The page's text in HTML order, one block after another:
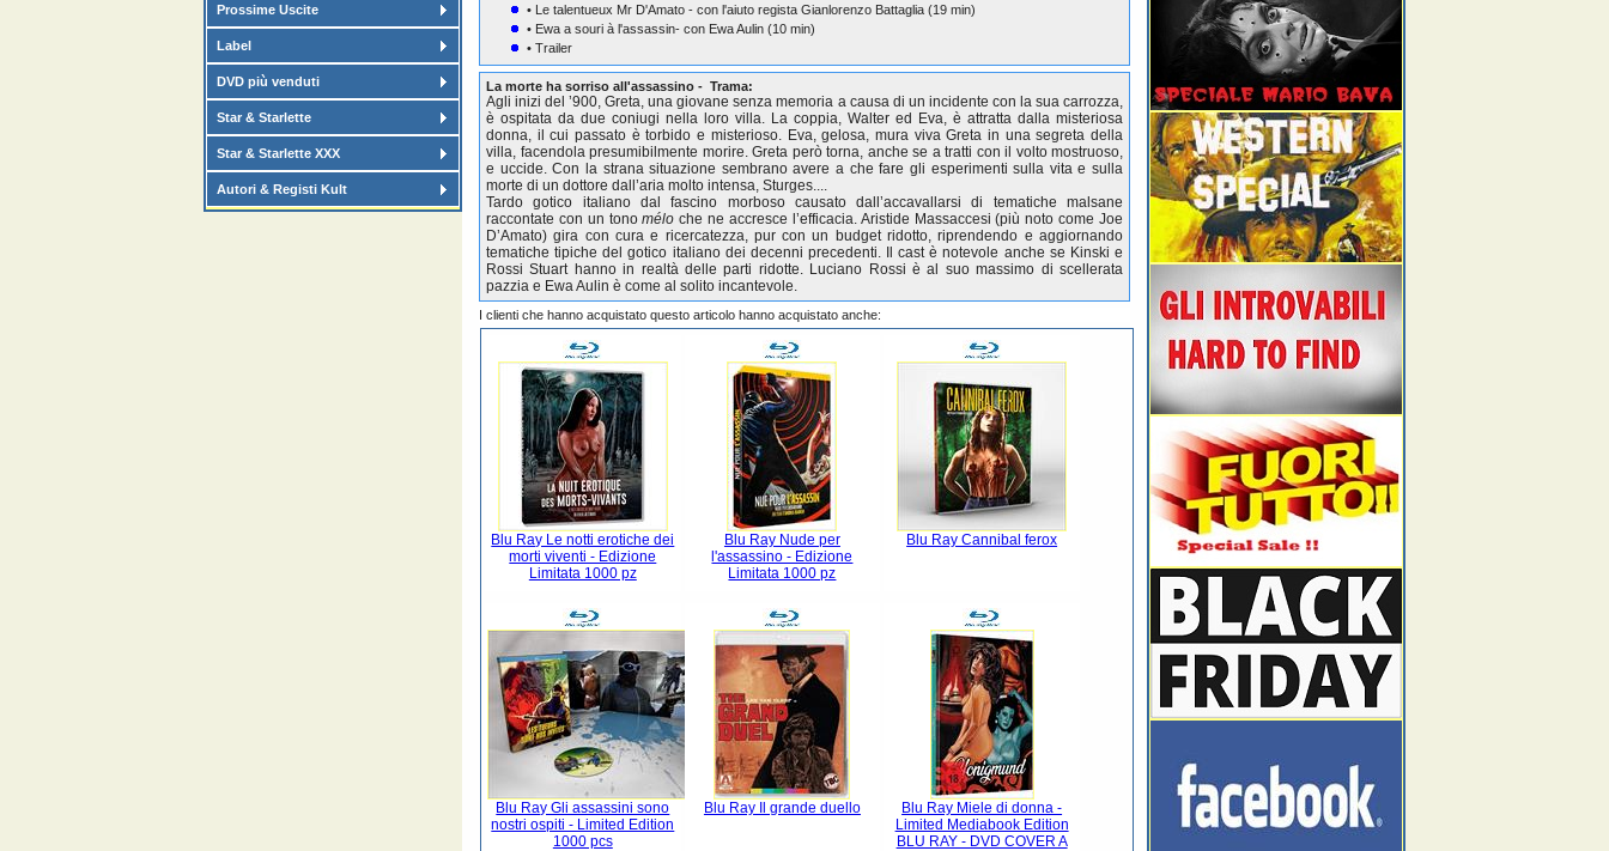
Prossime Uscite
Label
DVD più venduti
Star & Starlette
Star & Starlette XXX
Autori & Registi Kult
• Le talentueux Mr D'Amato - con l'aiuto regista Gianlorenzo Battaglia (19 min)
• Ewa a souri à l'assassin- con Ewa Aulin (10 min)
• Trailer
La morte ha sorriso all'assassino - Trama:
Agli inizi del ’900, Greta, una giovane senza memoria a causa di un incidente con la sua carrozza,
è ospitata da due coniugi nella loro villa. La coppia, Walter ed Eva, è attratta dalla misteriosa
donna, il cui passato è torbido e misterioso. Eva, gelosa, mura viva Greta in una segreta della
villa, facendola presumibilmente morire. Greta però torna, anche se a tratti con il volto mostruoso,
e uccide. Con la strana situazione sembrano avere a che fare gli esperimenti sulla vita e sulla
morte di un dottore dall’aria molto intensa, Sturges....
Tardo gotico italiano dal fascino morboso causato dall’accavallarsi di tematiche malsane
raccontate con un tonoméloche ne accresce l’efficacia. Aristide Massaccesi (più noto come Joe
D’Amato) gira con cura e ricercatezza, pur con un budget ridotto, riprendendo e aggiornando
tematiche tipiche del gotico italiano dei decenni precedenti. Il cast è notevole anche se Kinski e
Rossi Stuart hanno in realtà delle parti ridotte. Luciano Rossi è al suo massimo di scellerata
pazzia e Ewa Aulin è come al solito incantevole.
I clienti che hanno acquistato questo articolo hanno acquistato anche:
Blu Ray Le notti erotiche dei
morti viventi - Edizione
Limitata 1000 pz
Blu Ray Nude per
l'assassino - Edizione
Limitata 1000 pz
Blu Ray Cannibal ferox
Blu Ray Gli assassini sono
nostri ospiti - Limited Edition
1000 pcs
Blu Ray Il grande duello
Blu Ray Miele di donna -
Limited Mediabook Edition
BLU RAY - DVD COVER A